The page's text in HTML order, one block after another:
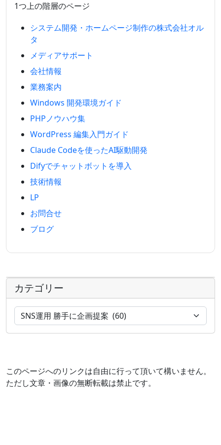
1つ上の階層のページ
システム開発・ホームページ制作の株式会社オル
タ
メディアサポート
会社情報
業務案内
Windows 開発環境ガイド
PHPノウハウ集
WordPress 編集入門ガイド
Claude Codeを使ったAI駆動開発
Difyでチャットボットを導入
技術情報
LP
お問合せ
ブログ
カテゴリー
このページへのリンクは自由に行って頂いて構いません。
ただし文章・画像の無断転載は禁止です。